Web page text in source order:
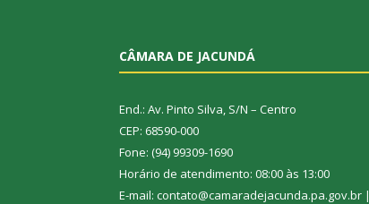
CÂMARA DE JACUNDÁ
End.: Av. Pinto Silva, S/N – Centro
CEP: 68590-000
Fone: (94) 99309-1690
Horário de atendimento: 08:00 às 13:00
E-mail: contato@camaradejacunda.pa.gov.br |